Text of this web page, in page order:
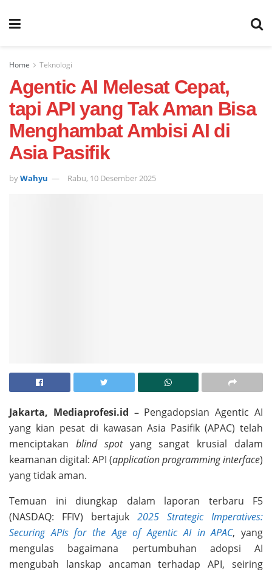
Home Teknologi
Agentic AI Melesat Cepat,
tapi API yang Tak Aman Bisa
Menghambat Ambisi AI di
Asia Pasifik
byWahyu Rabu, 10 Desember 2025
Jakarta, Mediaprofesi.id –Pengadopsian Agentic AI
yang kian pesat di kawasan Asia Pasifik (APAC) telah
menciptakan blind spot yang sangat krusial dalam
keamanan digital: API (application programming interface)
yang tidak aman.
Temuan ini diungkap dalam laporan terbaru F5
(NASDAQ: FFIV) bertajuk 2025 Strategic Imperatives:
Securing APIs for the Age of Agentic AI in APAC, yang
mengulas bagaimana pertumbuhan adopsi AI
mengubah lanskap ancaman terhadap API, seiring